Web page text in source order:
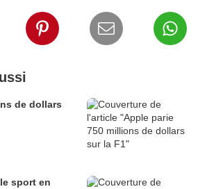
de dollars
sport en